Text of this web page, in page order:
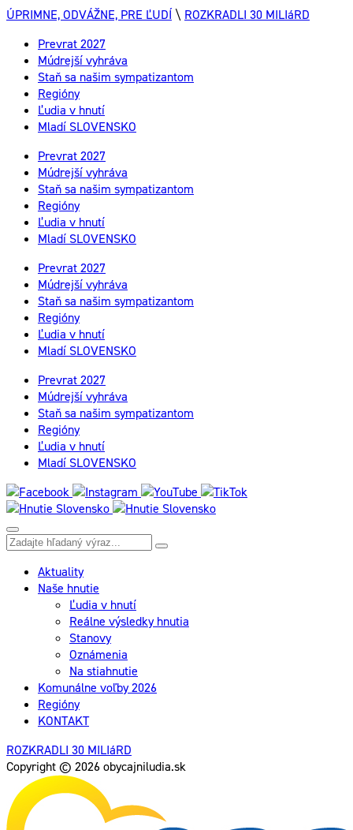
ÚPRIMNE, ODVÁŽNE, PRE ĽUDÍ \ ROZKRADLI 30 MILIáRD
Prevrat 2027
Múdrejší vyhráva
Staň sa našim sympatizantom
Regióny
Ľudia v hnutí
Mladí SLOVENSKO
Prevrat 2027
Múdrejší vyhráva
Staň sa našim sympatizantom
Regióny
Ľudia v hnutí
Mladí SLOVENSKO
Prevrat 2027
Múdrejší vyhráva
Staň sa našim sympatizantom
Regióny
Ľudia v hnutí
Mladí SLOVENSKO
Prevrat 2027
Múdrejší vyhráva
Staň sa našim sympatizantom
Regióny
Ľudia v hnutí
Mladí SLOVENSKO
Aktuality
Naše hnutie
Ľudia v hnutí
Reálne výsledky hnutia
Stanovy
Oznámenia
Na stiahnutie
Komunálne voľby 2026
Regióny
KONTAKT
ROZKRADLI 30 MILIáRD
Copyright © 2026 obycajniludia.sk